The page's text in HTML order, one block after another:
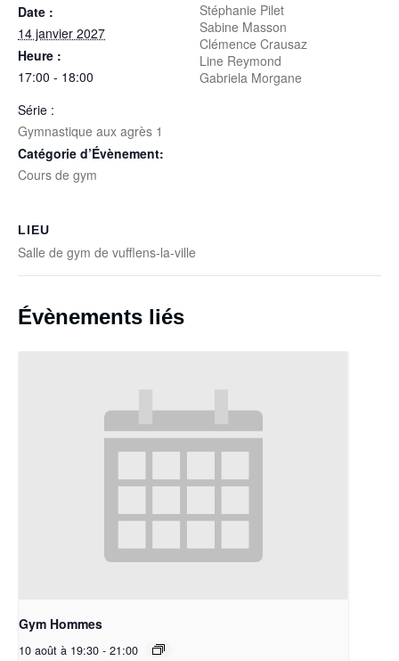
Date :
14 janvier 2027
Heure :
17:00 - 18:00
Série :
Gymnastique aux agrès 1
Catégorie d’Évènement:
Cours de gym
Stéphanie Pilet
Sabine Masson
Clémence Crausaz
Line Reymond
Gabriela Morgane
LIEU
Salle de gym de vufflens-la-ville
Évènements liés
Gym Hommes
10 août à 19:30 - 21:00